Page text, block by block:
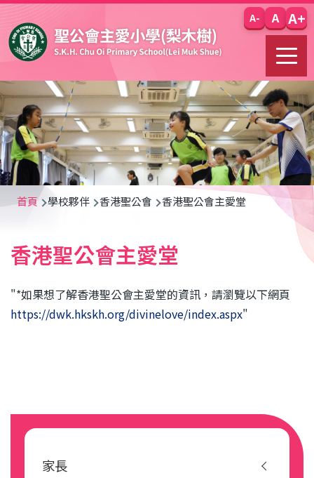
移至主內容
A- A A+
導
連
首頁 學校夥伴 香港聖公會 香港聖公會主愛堂
香港聖公會主愛堂
"*如果想了解香港聖公會主愛堂的資訊，請瀏覽以下網頁
https://dwk.hkskh.org/divinelove/index.aspx"
Main
navigation
家長